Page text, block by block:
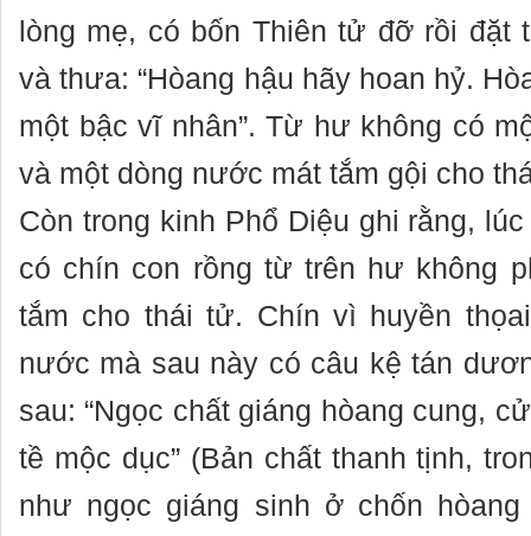
lòng mẹ, có bốn Thiên tử đỡ rồi đặt
và thưa: “Hòang hậu hãy hoan hỷ.
một bậc vĩ nhân”. Từ hư không có
và một dòng nước mát tắm gội cho
Còn trong kinh Phổ Diệu ghi rằng,
có chín con rồng từ trên hư không
tắm cho thái tử. Chín vì huyền
nước mà sau này có câu kệ tán
sau: “Ngọc chất giáng hòang cung,
tề mộc dục” (Bản chất thanh tịnh,
như ngọc giáng sinh ở chốn